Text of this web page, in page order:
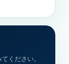
ください。